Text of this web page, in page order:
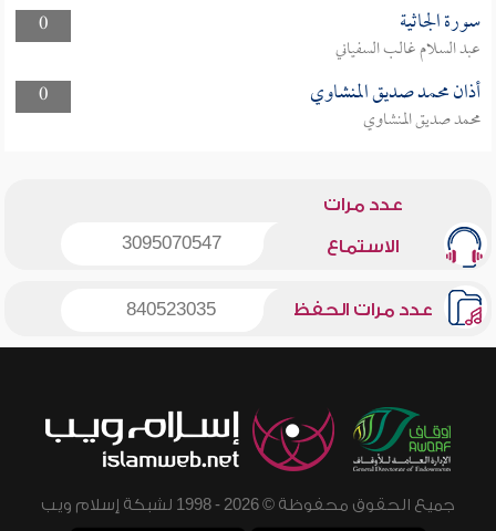
0
سورة الجاثية
عبد السلام غالب السفياني
0
أذان محمد صديق المنشاوي
محمد صديق المنشاوي
عدد مرات
الاستماع 3095070547
عدد مرات الحفظ 840523035
جميع الحقوق محفوظة © 2026 - 1998 لشبكة إسلام ويب